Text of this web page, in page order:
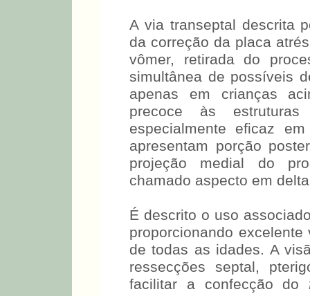
A via transeptal descrita
da correção da placa
vômer, retirada do
simultânea de possíveis
apenas em crianças
precoce às
especialmente eficaz
apresentam porção
projeção medial do
chamado aspecto em
É descrito o uso
proporcionando
de todas as idades. A
ressecções septal,
facilitar a confecção do